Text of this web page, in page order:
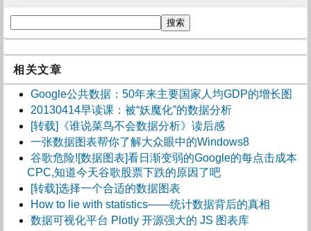
相关文章
Google公共数据：50年来主要国家人均GDP的增长图
20130414早读课：被“妖魔化”的数据分析
[转载]《谁说菜鸟不会数据分析》读后感
一张数据图表帮你了解大众眼中的Windows8
谷歌危险![数据图表]看日渐变弱的Google的每点击成本
CPC,知道今天谷歌股票下跌的原因了吧
[转载]选择一个合适的数据图表
How to lie with statistics――统计数据背后的真相
数据可视化平台 Plotly 开源强大的 JS 图表库